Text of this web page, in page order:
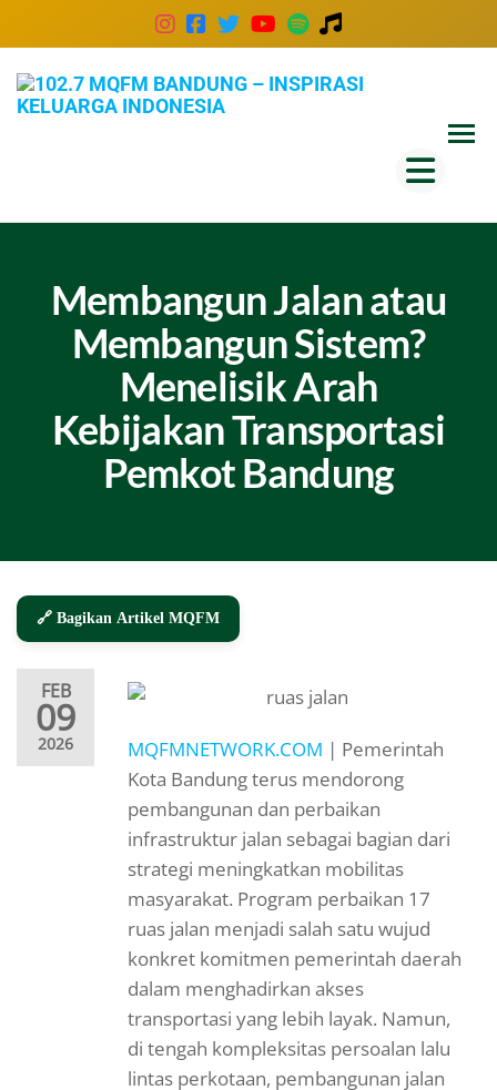
Membangun Jalan atau
Membangun Sistem?
Menelisik Arah
Kebijakan Transportasi
Pemkot Bandung
🔗 Bagikan Artikel MQFM
FEB
09
2026 MQFMNETWORK.COM | Pemerintah
Kota Bandung terus mendorong
pembangunan dan perbaikan
infrastruktur jalan sebagai bagian dari
strategi meningkatkan mobilitas
masyarakat. Program perbaikan 17
ruas jalan menjadi salah satu wujud
konkret komitmen pemerintah daerah
dalam menghadirkan akses
transportasi yang lebih layak. Namun,
di tengah kompleksitas persoalan lalu
lintas perkotaan, pembangunan jalan